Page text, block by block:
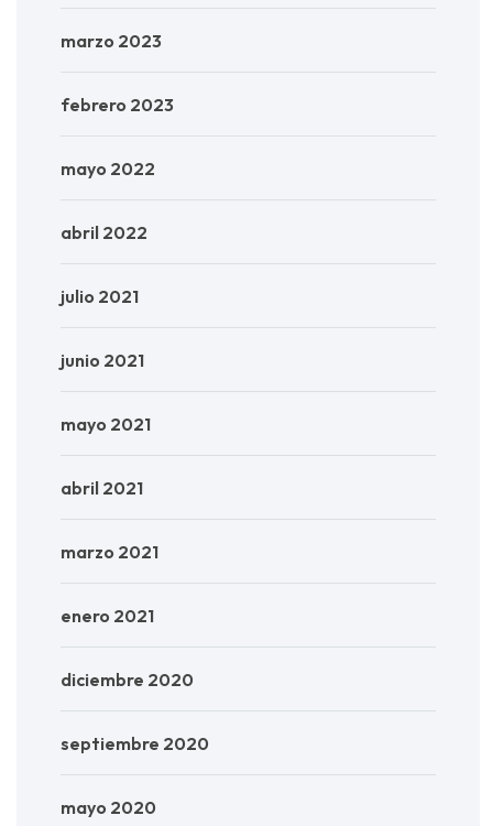
marzo 2023
febrero 2023
mayo 2022
abril 2022
julio 2021
junio 2021
mayo 2021
abril 2021
marzo 2021
enero 2021
diciembre 2020
septiembre 2020
mayo 2020